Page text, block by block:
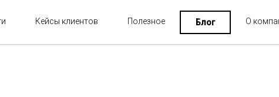
Кейсы клиентов Полезное Блог О